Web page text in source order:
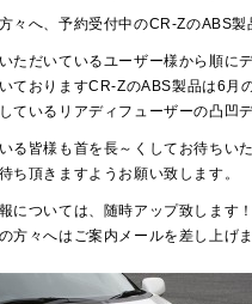
々へ、予約受付中のCR-ZのABS製
ただいているユーザー様から順に
ておりますCR-ZのABS製品は6月
ているリアディフューザーの凸凹
る皆様も首を長～くしてお待ちい
ち頂きますようお願い致します。
については、随時アップ致します！
方々へはご案内メールを差し上げ